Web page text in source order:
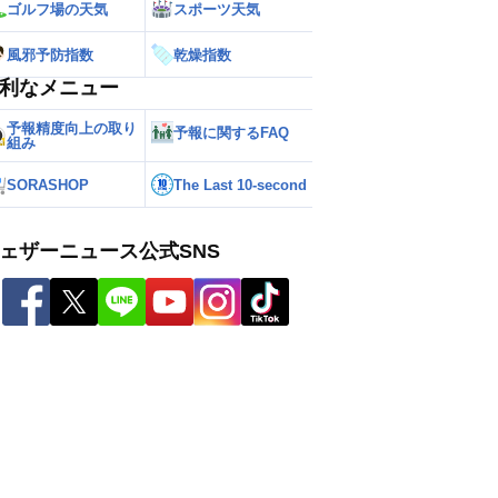
ゴルフ場の天気 スポーツ天気
風邪予防指数 乾燥指数
なメニュー
予報精度向上の取り
組み
予報に関するFAQ
SORASHOP The Last 10-second
ザーニュース公式SNS